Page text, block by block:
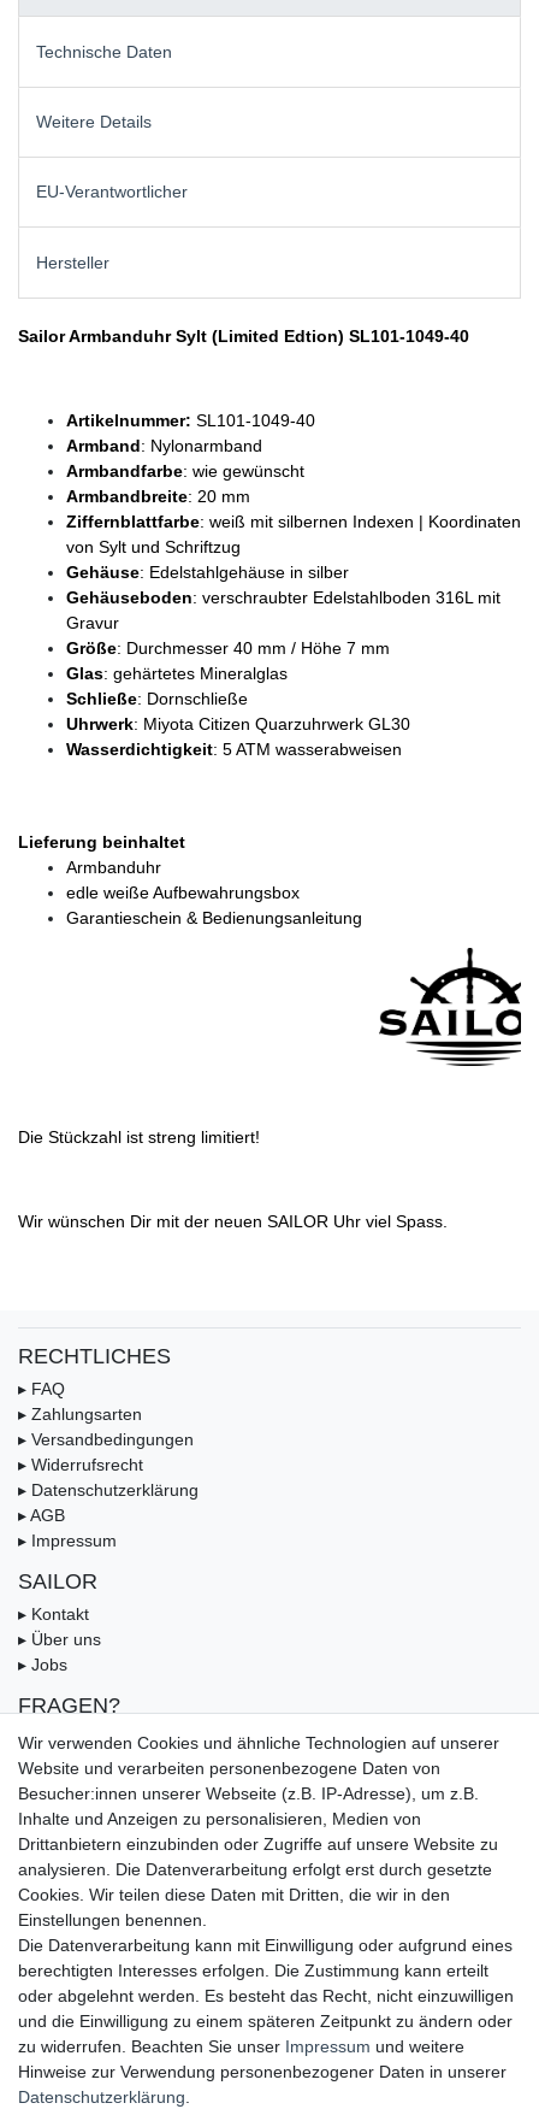
Technische Daten
Weitere Details
EU-Verantwortlicher
Hersteller
Sailor Armbanduhr Sylt (Limited Edtion) SL101-1049-40
Artikelnummer: SL101-1049-40
Armband: Nylonarmband
Armbandfarbe: wie gewünscht
Armbandbreite: 20 mm
Ziffernblattfarbe: weiß mit silbernen Indexen | Koordinaten
von Sylt und Schriftzug
Gehäuse: Edelstahlgehäuse in silber
Gehäuseboden: verschraubter Edelstahlboden 316L mit
Gravur
Größe: Durchmesser 40 mm / Höhe 7 mm
Glas: gehärtetes Mineralglas
Schließe: Dornschließe
Uhrwerk: Miyota Citizen Quarzuhrwerk GL30
Wasserdichtigkeit: 5 ATM wasserabweisen
Lieferung beinhaltet
Armbanduhr
edle weiße Aufbewahrungsbox
Garantieschein & Bedienungsanleitung
Die Stückzahl ist streng limitiert!
Wir wünschen Dir mit der neuen SAILOR Uhr viel Spass.
RECHTLICHES
▸ FAQ
▸ Zahlungsarten
▸ Versandbedingungen
▸ Widerrufsrecht
▸ Datenschutzerklärung
▸ AGB
▸ Impressum
SAILOR
▸ Kontakt
▸ Über uns
▸ Jobs
FRAGEN?
▸ FAQ
▸ Zahlungsarten
▸ Versandbedingungen
▸ Gutschein
UNSERE ZAHLUNGSMÖGLICKEITEN
UNSERE LIEFERMÖGLICHKEITEN
Wir verwenden Cookies und ähnliche Technologien auf unserer
Website und verarbeiten personenbezogene Daten von
Besucher:innen unserer Webseite (z.B. IP-Adresse), um z.B.
Inhalte und Anzeigen zu personalisieren, Medien von
Drittanbietern einzubinden oder Zugriffe auf unsere Website zu
analysieren. Die Datenverarbeitung erfolgt erst durch gesetzte
Cookies. Wir teilen diese Daten mit Dritten, die wir in den
Einstellungen benennen.
Die Datenverarbeitung kann mit Einwilligung oder aufgrund eines
berechtigten Interesses erfolgen. Die Zustimmung kann erteilt
oder abgelehnt werden. Es besteht das Recht, nicht einzuwilligen
und die Einwilligung zu einem späteren Zeitpunkt zu ändern oder
zu widerrufen. Beachten Sie unser Impressum und weitere
Hinweise zur Verwendung personenbezogener Daten in unserer
Daten­schutz­erklärung